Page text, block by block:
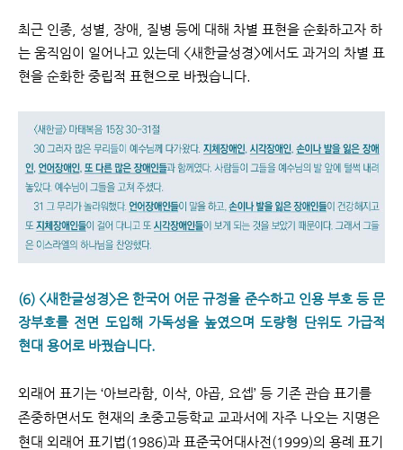
최근 인종, 성별, 장애, 질병 등에 대해 차별 표현을 순화하고자 하
는 움직임이 일어나고 있는데 <새한글성경>에서도 과거의 차별 표
현을 순화한 중립적 표현으로 바꿨습니다.
(6) <새한글성경>은 한국어 어문 규정을 준수하고 인용 부호 등 문
장부호를 전면 도입해 가독성을 높였으며 도량형 단위도 가급적
현대 용어로 바꿨습니다.
외래어 표기는 ‘아브라함, 이삭, 야곱, 요셉’ 등 기존 관습 표기를
존중하면서도 현재의 초중고등학교 교과서에 자주 나오는 지명은
현대 외래어 표기법(1986)과 표준국어대사전(1999)의 용례 표기